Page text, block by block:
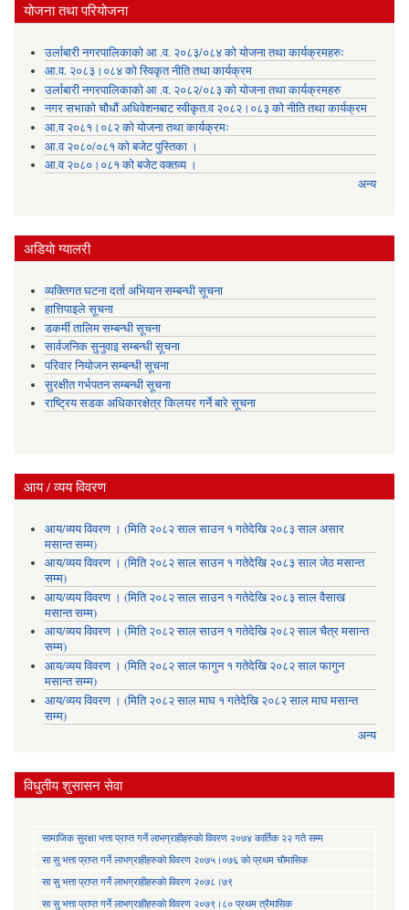
योजना तथा परियोजना
उर्लाबारी नगरपालिकाको आ .व. २०८३/०८४ को योजना तथा कार्यक्रमहरुः
आ.व. २०८३।०८४ को स्विकृत नीति तथा कार्यक्रम
उर्लाबारी नगरपालिकाको आ .व. २०८२/०८३ को योजना तथा कार्यक्रमहरु
नगर सभाको चौधौं अधिवेशनबाट स्वीकृत.व २०८२।०८३ को नीति तथा कार्यक्रम
आ.व २०८१।०८२ को योजना तथा कार्यक्रमः
आ.व २०८०/०८१ को बजेट पुस्तिका ।
आ.व २०८०।०८१ को बजेट वक्तव्य ।
अन्य
अडियाे ग्यालरी
व्यक्तिगत घटना दर्ता अभियान सम्बन्धी सूचना
हात्तिपाइले सूचना
डकर्मी तालिम सम्बन्धी सूचना
सार्वजनिक सुनुवाइ सम्बन्धी सूचना
परिवार नियोजन सम्बन्धी सूचना
सुरक्षीत गर्भपतन सम्बन्धी सूचना
राष्ट्रिय सडक अधिकारक्षेत्र किलयर गर्ने बारे सूचना
आय / व्यय विवरण
आय/व्यय विवरण । (मिति २०८२ साल साउन १ गतेदेखि २०८३ साल असार
मसान्त सम्म)
आय/व्यय विवरण । (मिति २०८२ साल साउन १ गतेदेखि २०८३ साल जेठ मसान्त
सम्म)
आय/व्यय विवरण । (मिति २०८२ साल साउन १ गतेदेखि २०८३ साल वैसाख
मसान्त सम्म)
आय/व्यय विवरण । (मिति २०८२ साल साउन १ गतेदेखि २०८२ साल चैत्र मसान्त
सम्म)
आय/व्यय विवरण । (मिति २०८२ साल फागुन १ गतेदेखि २०८२ साल फागुन
मसान्त सम्म)
आय/व्यय विवरण । (मिति २०८२ साल माघ १ गतेदेखि २०८२ साल माघ मसान्त
सम्म)
अन्य
विधुतीय शुसासन सेवा
सामाजिक सुरक्षा भत्ता प्राप्त गर्ने लाभग्राहीहरुकाे विवरण २०७४ कार्तिक २२ गते सम्म
सा‍ सु भत्ता प्राप्त गर्ने लाभग्राहीहरुकाे विवरण २०७५।०७६ काे प्रथम चाैमासिक
सा‍ सु भत्ता प्राप्त गर्ने लाभग्राहीहरुकाे विवरण २०७८।७९
सा‍ सु भत्ता प्राप्त गर्ने लाभग्राहीहरुकाे विवरण २०७९।८० प्रथम त्रैमासिक